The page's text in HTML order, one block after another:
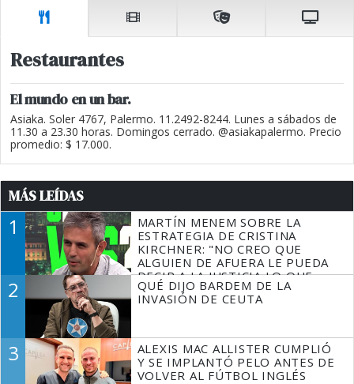
Restaurantes
El mundo en un bar.
Asiaka. Soler 4767, Palermo. 11.2492-8244. Lunes a sábados de
11.30 a 23.30 horas. Domingos cerrado. @asiakapalermo. Precio
promedio: $ 17.000.
MÁS LEÍDAS
1
MARTÍN MENEM SOBRE LA
ESTRATEGIA DE CRISTINA
KIRCHNER: "NO CREO QUE
ALGUIEN DE AFUERA LE PUEDA
DECIR A LA JUSTICIA LO QUE
TIENE QUE HACER"
2
QUÉ DIJO BARDEM DE LA
INVASIÓN DE CEUTA
3
ALEXIS MAC ALLISTER CUMPLIÓ
Y SE IMPLANTÓ PELO ANTES DE
VOLVER AL FÚTBOL INGLÉS